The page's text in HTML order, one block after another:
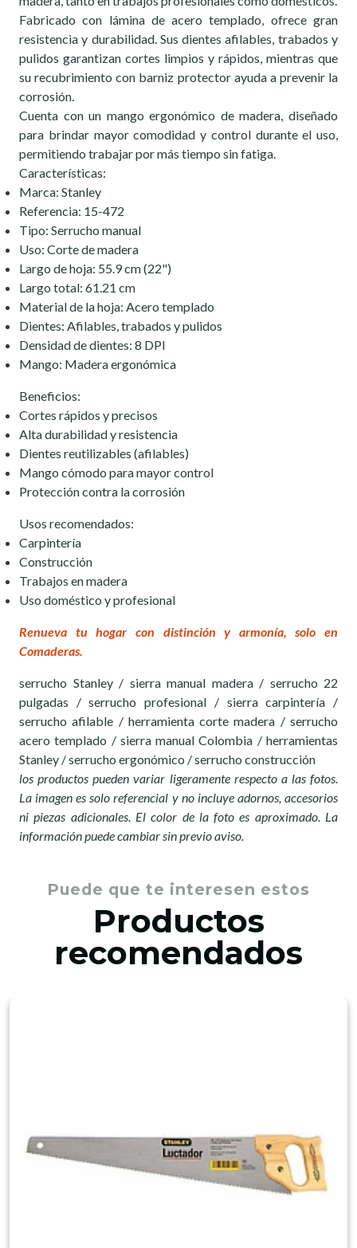
Fabricado con lámina de acero templado, ofrece gran
resistencia y durabilidad. Sus dientes afilables, trabados y
pulidos garantizan cortes limpios y rápidos, mientras que
su recubrimiento con barniz protector ayuda a prevenir la
corrosión.
Cuenta con un mango ergonómico de madera, diseñado
para brindar mayor comodidad y control durante el uso,
permitiendo trabajar por más tiempo sin fatiga.
Características:
Marca: Stanley
Referencia: 15-472
Tipo: Serrucho manual
Uso: Corte de madera
Largo de hoja: 55.9 cm (22")
Largo total: 61.21 cm
Material de la hoja: Acero templado
Dientes: Afilables, trabados y pulidos
Densidad de dientes: 8 DPI
Mango: Madera ergonómica
Beneficios:
Cortes rápidos y precisos
Alta durabilidad y resistencia
Dientes reutilizables (afilables)
Mango cómodo para mayor control
Protección contra la corrosión
Usos recomendados:
Carpintería
Construcción
Trabajos en madera
Uso doméstico y profesional
Renueva tu hogar con distinción y armonía, solo en
Comaderas.
serrucho Stanley / sierra manual madera / serrucho 22
pulgadas / serrucho profesional / sierra carpintería /
serrucho afilable / herramienta corte madera / serrucho
acero templado / sierra manual Colombia / herramientas
Stanley / serrucho ergonómico / serrucho construcción
los productos pueden variar ligeramente respecto a las fotos.
La imagen es solo referencial y no incluye adornos, accesorios
ni piezas adicionales. El color de la foto es aproximado. La
información puede cambiar sin previo aviso.
Puede que te interesen estos
Productos
recomendados